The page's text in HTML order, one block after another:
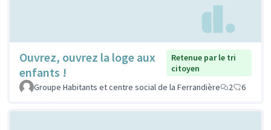
Ouvrez, ouvrez la loge aux
enfants !
Retenue par le tri
citoyen
Groupe Habitants et centre social de la Ferrandière
2 6